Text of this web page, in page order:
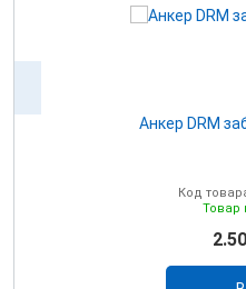
Анкер DRM
Код
Товар
2.50